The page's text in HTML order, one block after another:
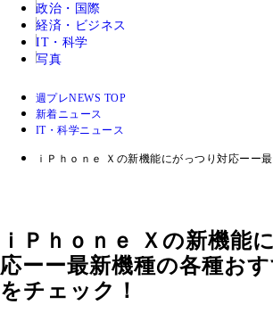
政治・国際
経済・ビジネス
IT・科学
写真
週プレNEWS TOP
新着ニュース
IT・科学ニュース
ｉＰｈｏｎｅ Ｘの新機能にがっつり対応ーー
ｉＰｈｏｎｅ Ｘの新機能
応ーー最新機種の各種お
をチェック！